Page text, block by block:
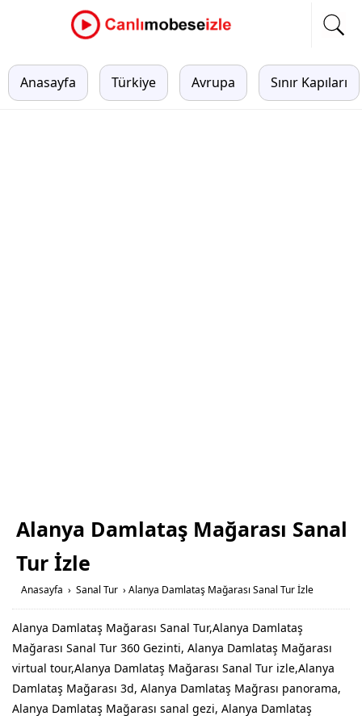
Anasayfa Türkiye Avrupa Sınır Kapıları
Alanya Damlataş Mağarası Sanal
Tur İzle
Anasayfa › Sanal Tur › Alanya Damlataş Mağarası Sanal Tur İzle
Alanya Damlataş Mağarası Sanal Tur,Alanya Damlataş
Mağarası Sanal Tur 360 Gezinti, Alanya Damlataş Mağarası
virtual tour,Alanya Damlataş Mağarası Sanal Tur izle,Alanya
Damlataş Mağarası 3d, Alanya Damlataş Mağrası panorama,
Alanya Damlataş Mağarası sanal gezi, Alanya Damlataş